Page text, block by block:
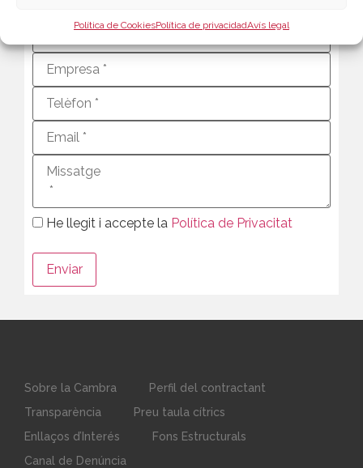
Política de CookiesPolítica de privacidadAvís legal
He llegit i accepte la Política de Privacitat
Sobre la Cambra
Perfil del contractant
Transparència
Preu taula cítrics
Enllaços d’Interés
Fons Estructurals
Canal de Denúncia